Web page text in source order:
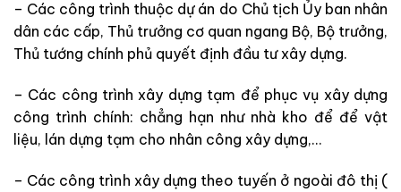
– Các công trình thuộc dự án do Chủ tịch Ủy ban nhân
dân các cấp, Thủ trưởng cơ quan ngang Bộ, Bộ trưởng,
Thủ tướng chính phủ quyết định đầu tư xây dựng.
– Các công trình xây dựng tạm để phục vụ xây dựng
công trình chính: chẳng hạn như nhà kho để để vật
liệu, lán dựng tạm cho nhân công xây dựng,…
– Các công trình xây dựng theo tuyến ở ngoài đô thị (